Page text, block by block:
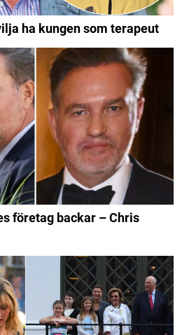
ha kungen som terapeut
företag backar – Chris